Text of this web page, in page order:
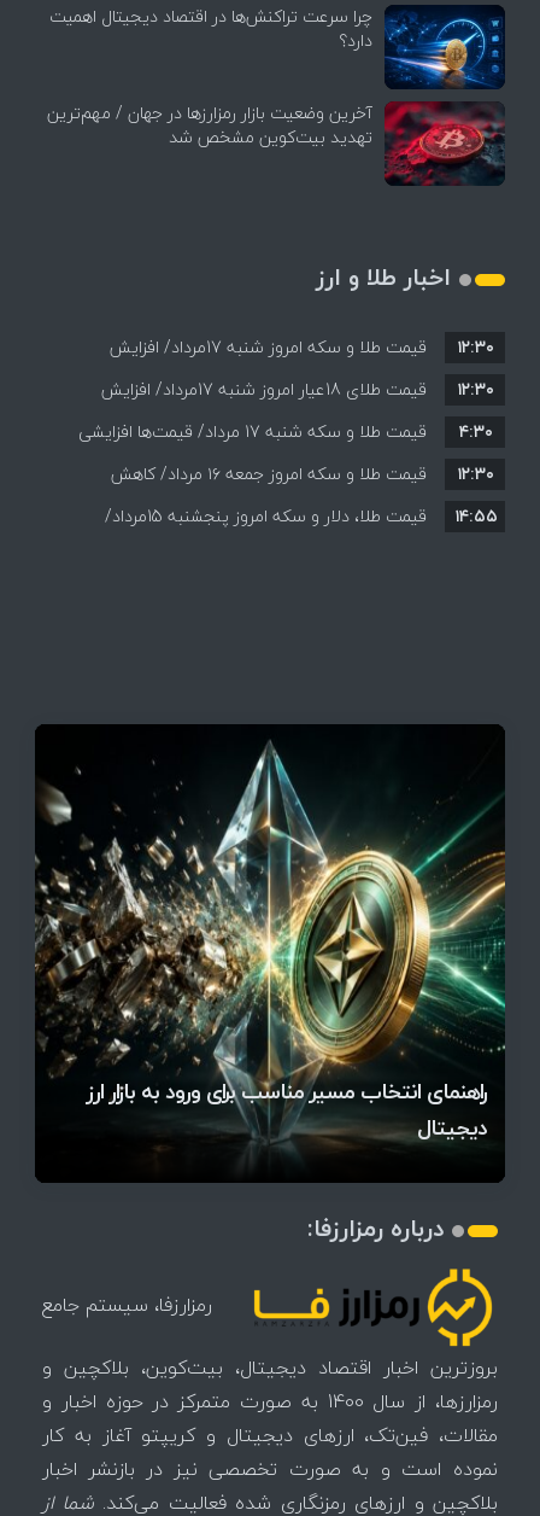
چرا سرعت تراکنش‌ها در اقتصاد دیجیتال اهمیت
دارد؟
آخرین وضعیت بازار رمزارزها در جهان / مهم‌ترین
تهدید بیت‌کوین مشخص شد
اخبار طلا و ارز
قیمت طلا و سکه امروز شنبه 17مرداد/ افزایش
همه قیمت ها + جدول و جزئیات
۱۲:۳۰
قیمت طلای 18عیار امروز شنبه 17مرداد/ افزایش
قیمت + جدول و جزئیات
۱۲:۳۰
قیمت طلا و سکه شنبه 17 مرداد/ قیمت‌ها افزایشی
۴:۳۰
قیمت طلا و سکه امروز جمعه ۱۶ مرداد/ کاهش
قیمت ها+ جدول و جزییات
۱۲:۳۰
قیمت طلا، دلار و سکه امروز پنجشنبه 15مرداد/
۱۴:۵۵
راهنمای انتخاب مسیر مناسب برای ورود به بازار ارز
دیجیتال
چرا سرعت تراکنش‌ها در اقتصاد دیجیتال اهمیت دارد؟
آخرین وضعیت بازار رمزارزها در جهان / مهم‌ترین
تهدید بیت‌کوین مشخص شد
اتفاق تاریخی در بازار رمزارزها / بیت‌کوین سبز شد
قیمت تتر، بیت‌کوین و اتریوم امروز دوشنبه ۵ مرداد
۱۴۰۵ | بیت‌کوین این مرز را از دست بدهد، همه‌چیز
تغییر می‌کند
رقابت پنهان دولت‌ها بر سر بیت‌کوین/ ۱۰ کشور برتر
کدامند؟
اتفاق مهم در بازار رمزارزها / بیت‌کوین وارد فاز تازه شد
تازه‌ترین رسوایی ارز دیجیتال؛ شکایت میلیاردی روی
میز / ۶۲۲ بیت‌کوین کجا رفت؟
درباره رمزارزفا:
رمزارزفا، سیستم جامع
بروزترین اخبار اقتصاد دیجیتال، بیت‌کوین، بلاکچین و
رمزارزها، از سال 1400 به صورت متمرکز در حوزه اخبار و
مقالات، فین‌تک، ارزهای‌ دیجیتال و کریپتو آغاز به کار
نموده است و به صورت تخصصی نیز در بازنشر اخبار
بلاکچین و ارزهای رمزنگاری شده فعالیت می‌کند.شما از